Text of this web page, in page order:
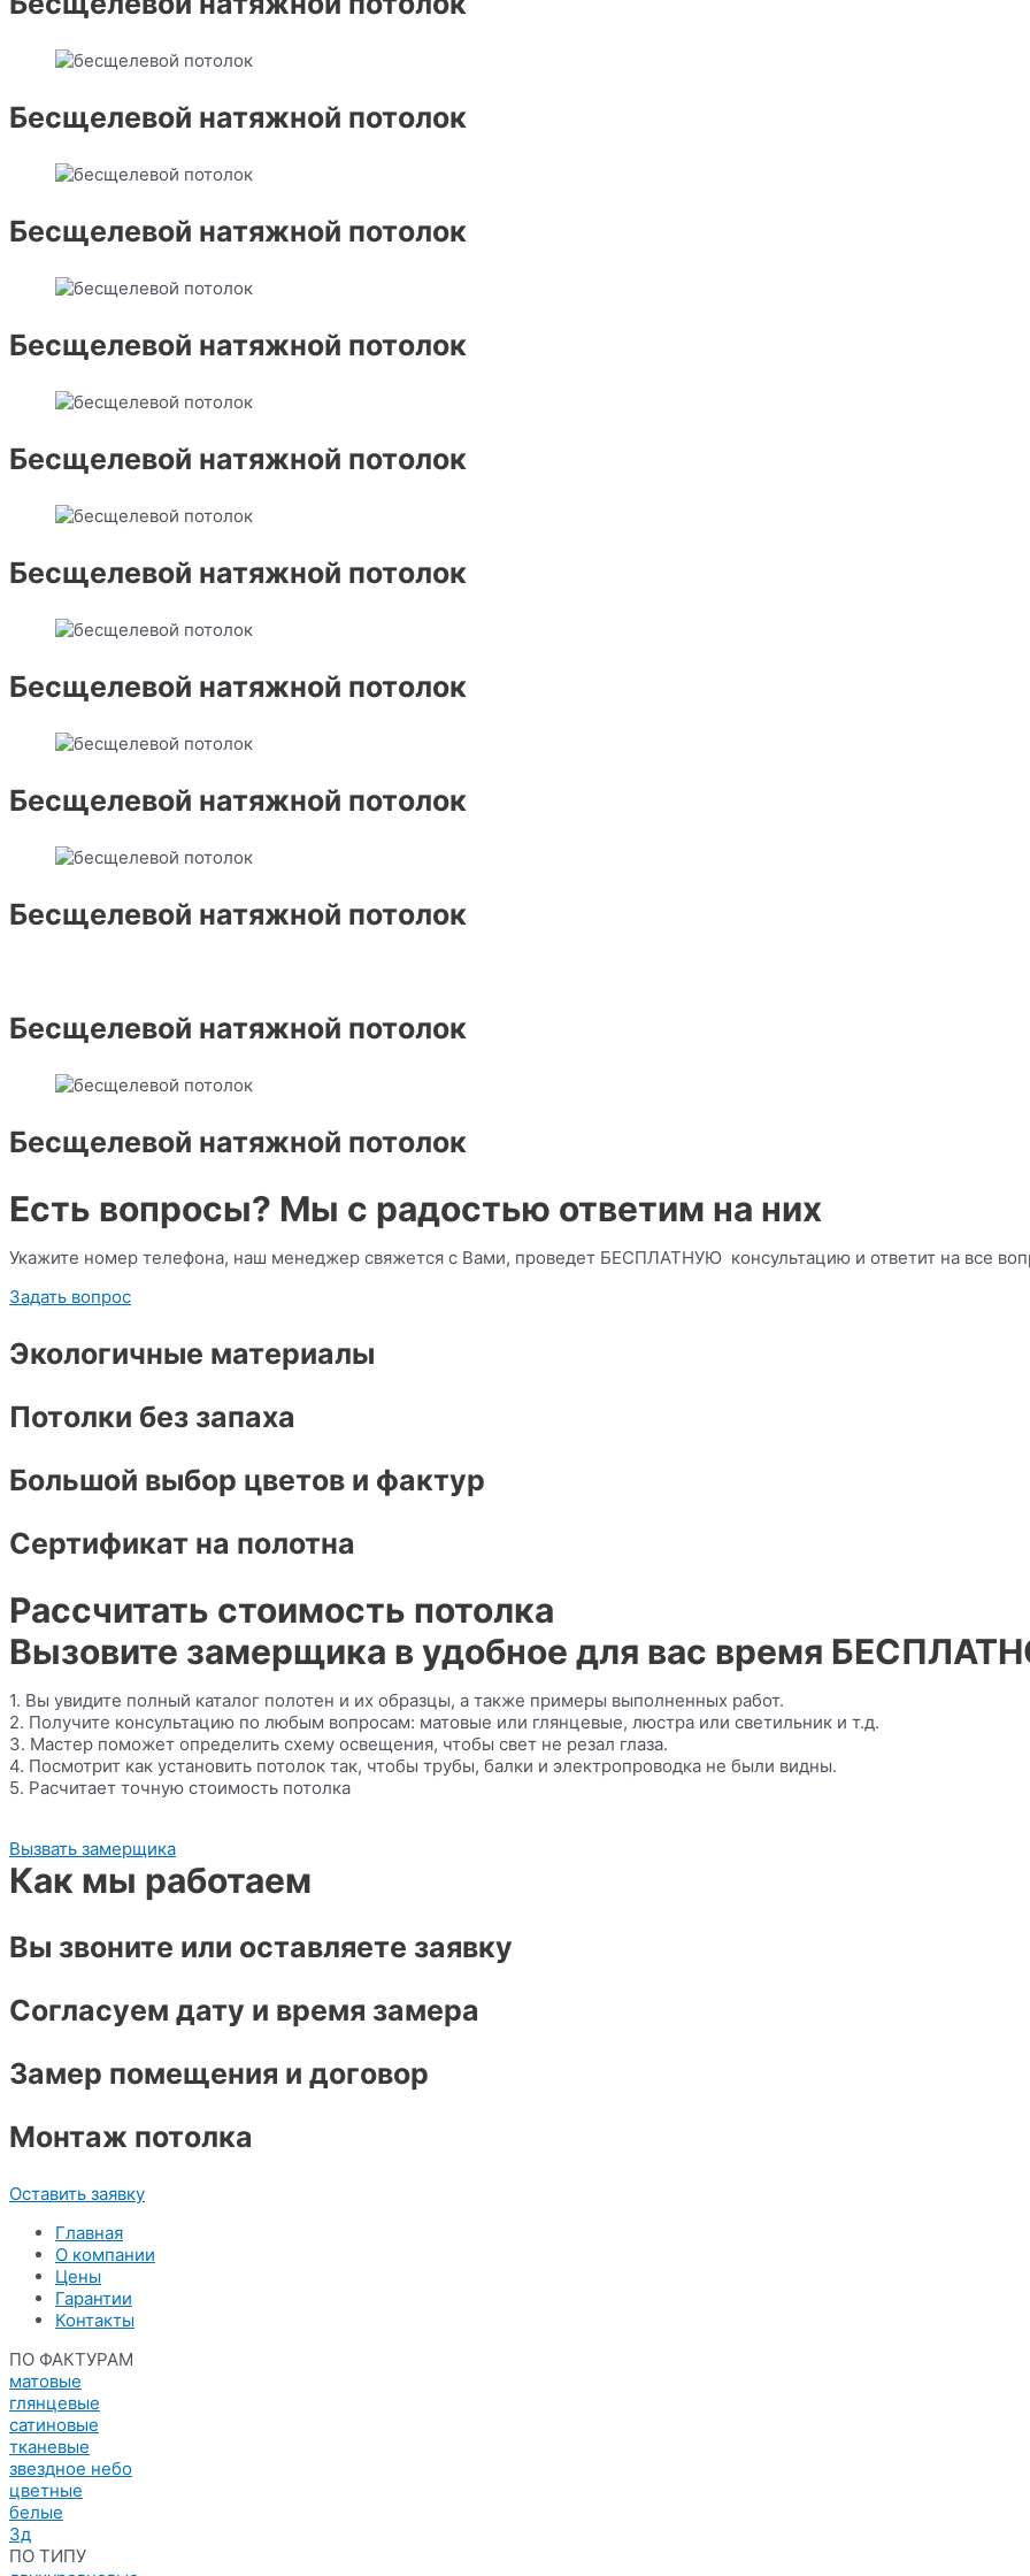
Бесщелевой натяжной потолок
Бесщелевой натяжной потолок
Бесщелевой натяжной потолок
Бесщелевой натяжной потолок
Бесщелевой натяжной потолок
Бесщелевой натяжной потолок
Бесщелевой натяжной потолок
Бесщелевой натяжной потолок
Бесщелевой натяжной потолок
Бесщелевой натяжной потолок
Есть вопросы? Мы с радостью ответим на них
Укажите номер телефона, наш менеджер свяжется с Вами, проведет БЕСПЛАТНУЮ консультацию и ответит на все
Задать вопрос
Экологичные материалы
Потолки без запаха
Большой выбор цветов и фактур
Сертификат на полотна
Рассчитать стоимость потолка
Вызовите замерщика в удобное для вас время
1. Вы увидите полный каталог полотен и их образцы, а также примеры выполненных работ.
2. Получите консультацию по любым вопросам: матовые или глянцевые, люстра или светильник и т.д.
3. Мастер поможет определить схему освещения, чтобы свет не резал глаза.
4. Посмотрит как установить потолок так, чтобы трубы, балки и электропроводка не были видны.
5. Расчитает точную стоимость потолка
Вызвать замерщика
Как мы работаем
Вы звоните или оставляете заявку
Согласуем дату и время замера
Замер помещения и договор
Монтаж потолка
Оставить заявку
Главная
О компании
Цены
Гарантии
Контакты
ПО ФАКТУРАМ
матовые
глянцевые
сатиновые
тканевые
звездное небо
цветные
белые
3д
ПО ТИПУ